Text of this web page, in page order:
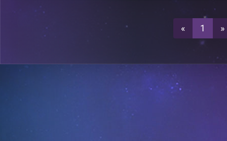
A12
« 1 »